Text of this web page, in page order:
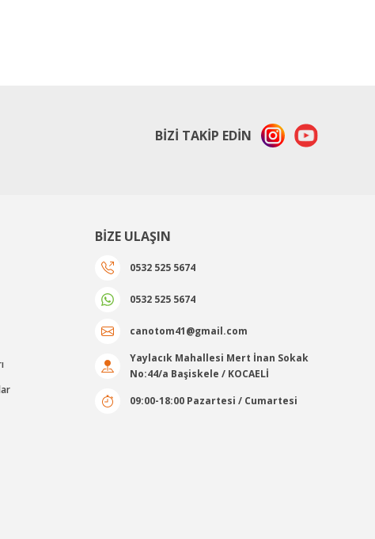
BİZİ TAKİP EDİN
BİZE ULAŞIN
0532 525 5674
0532 525 5674
canotom41@gmail.com
Yaylacık Mahallesi Mert İnan Sokak
No:44/a Başiskele / KOCAELİ
09:00-18:00 Pazartesi / Cumartesi